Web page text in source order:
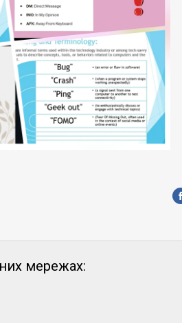
мережах: